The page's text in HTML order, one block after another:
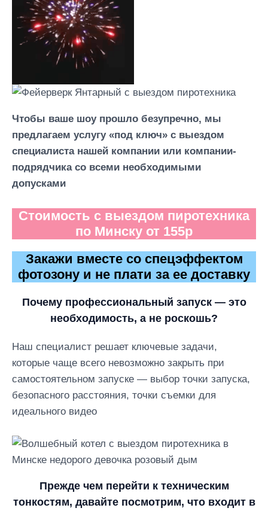
Чтобы ваше шоу прошло безупречно, мы
предлагаем услугу «под ключ» с выездом
специалиста нашей компании или компании-
подрядчика со всеми необходимыми
допусками
Стоимость с выездом пиротехника
по Минску от 155р
Закажи вместе со спецэффектом
фотозону и не плати за ее доставку
Почему профессиональный запуск — это
необходимость, а не роскошь?
Наш специалист решает ключевые задачи,
которые чаще всего невозможно закрыть при
самостоятельном запуске — выбор точки запуска,
безопасного расстояния, точки съемки для
идеального видео
Прежде чем перейти к техническим
тонкостям, давайте посмотрим, что входит в